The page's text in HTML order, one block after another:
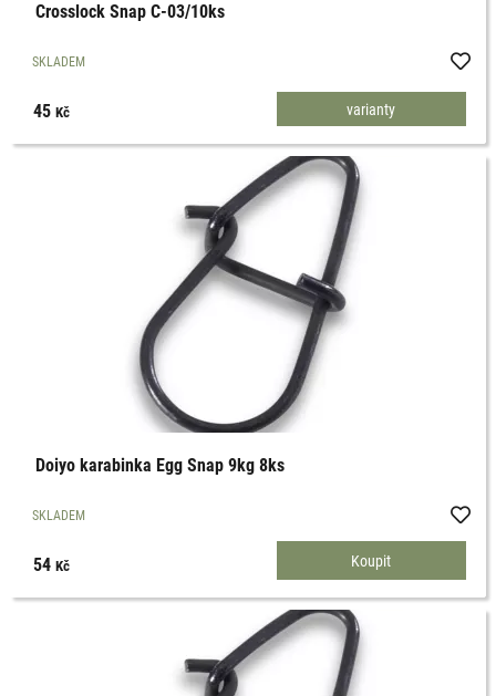
Crosslock Snap C-03/10ks
SKLADEM
varianty
45Kč
Doiyo karabinka Egg Snap 9kg 8ks
SKLADEM
54Kč